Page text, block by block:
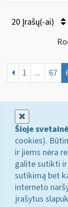
20 Įrašų(-ai)
1 ... 67
Šioje
cookies).
ir jiems nėra
galite sutikti ir
sutikimą bet
interneto
įrašytus